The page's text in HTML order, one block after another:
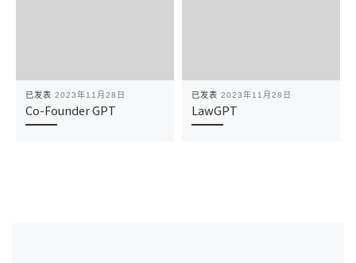
已发表 2023年11月28日
Co-Founder GPT
已发表 2023年11月28日
LawGPT